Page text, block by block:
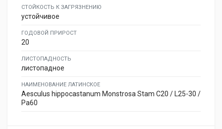
СТОЙКОСТЬ К ЗАГРЯЗНЕНИЮ
устойчивое
ГОДОВОЙ ПРИРОСТ
20
ЛИСТОПАДНОСТЬ
листопадное
НАИМЕНОВАНИЕ ЛАТИНСКОЕ
Aesculus hippocastanum Monstrosa Stam C20 / L25-30 /
Pa60